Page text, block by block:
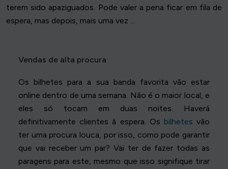
terem sido apaziguados. Pode valer a pena ficar em fila de
espera, mas depois, mais uma vez ...
Vendas de alta procura
Os bilhetes para a sua banda favorita vão estar
online dentro de uma semana. Não é o maior local, e
eles só tocam em duas noites. Haverá
definitivamente clientes à espera. Os bilhetes vão
ter uma procura louca, por isso, como pode garantir
que vai receber um par? Vai ter de fazer todas as
paragens para este, mesmo que isso signifique tirar